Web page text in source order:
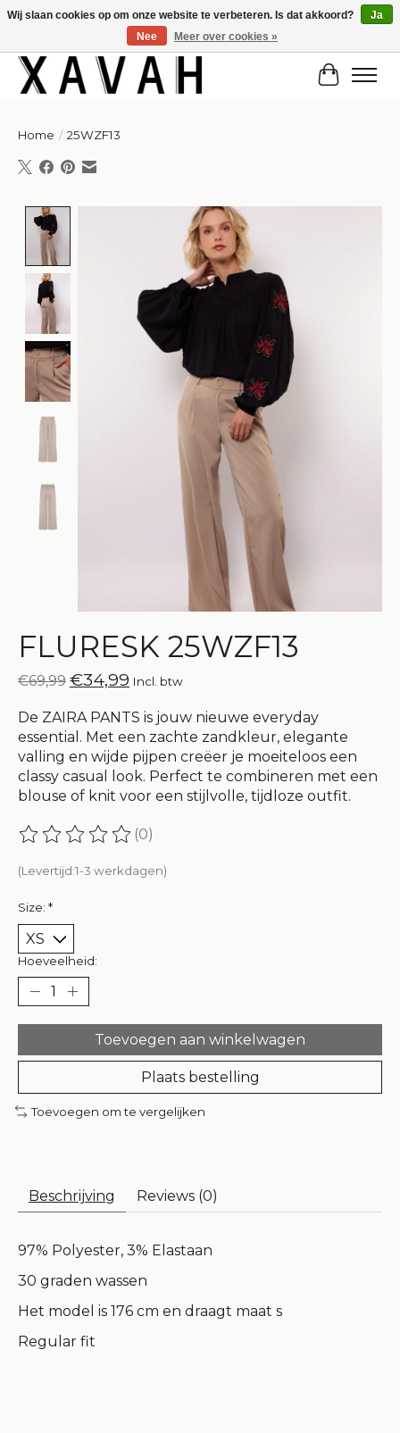
Hi gorgeous! ✨ Kortingscode for 20% off: Summersale!
Home / 25WZF13
Product image slideshow Items
FLURESK 25WZF13
€69,99 €34,99 Incl. btw
De ZAIRA PANTS is jouw nieuwe everyday
essential. Met een zachte zandkleur, elegante
valling en wijde pijpen creëer je moeiteloos een
classy casual look. Perfect te combineren met een
blouse of knit voor een stijlvolle, tijdloze outfit.
De beoordeling van dit product is
(0)
(Levertijd:1-3 werkdagen)
Size: *
Hoeveelheid:
Toevoegen aan winkelwagen
Plaats bestelling
Toevoegen om te vergelijken
Beschrijving Reviews (0)
97% Polyester, 3% Elastaan
30 graden wassen
Het model is 176 cm en draagt maat s
Regular fit
Wij slaan cookies op om onze website te verbeteren. Is dat akkoord?
Ja
Nee
Meer over cookies »